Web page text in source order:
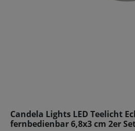
Candela Lights LED Teelicht
fernbedienbar 6,8x3 cm 2er